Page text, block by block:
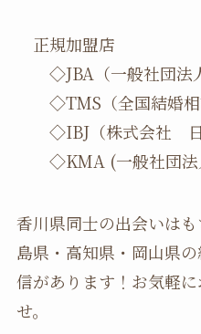
正規加盟店
◇JBA（一般社団法
◇TMS（全国結婚相
◇IBJ（株式会社 日
◇KMA (一般社団法
香川県同士の出会いは
島県・高知県・岡山県
信があります！お気軽
せ。